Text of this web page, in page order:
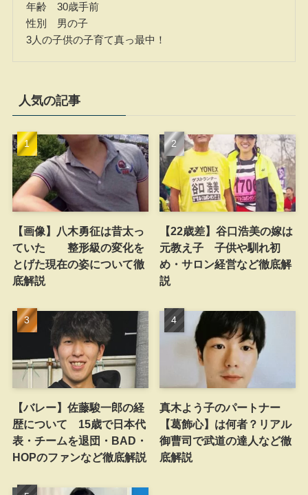
年齢 30歳手前
性別 男の子
3人の子供の子育て真っ最中！
人気の記事
【画像】八木勇征は昔太っ
ていた 整形級の変化を
とげた現在の姿について徹
底解説
【22歳差】谷口浩美の嫁は
元教え子 子供や馴れ初
め・サロン経営など徹底解
説
【バレー】佐藤駿一郎の経
歴について 15歳で日本代
表・チームを退団・BAD・
HOPのファンなど徹底解説
真木よう子のパートナー
【葛飾心】は何者？リアル
御曹司で武道の達人など徹
底解説